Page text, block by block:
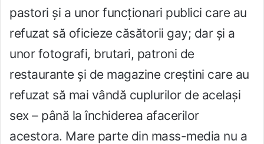
pastori și a unor funcționari publici care au
refuzat să oficieze căsătorii gay; dar și a
unor fotografi, brutari, patroni de
restaurante și de magazine creștini care au
refuzat să mai vândă cuplurilor de același
sex – până la închiderea afacerilor
acestora. Mare parte din mass-media nu a